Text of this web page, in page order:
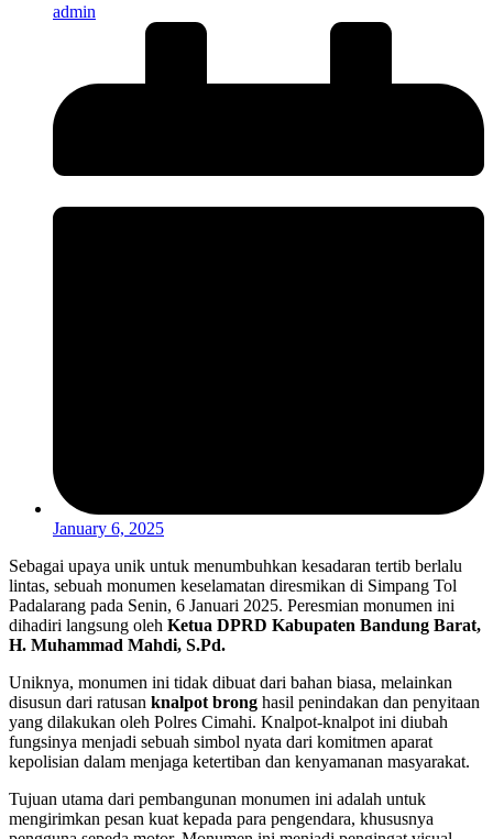
admin
January 6, 2025
Sebagai upaya unik untuk menumbuhkan kesadaran tertib berlalu
lintas, sebuah monumen keselamatan diresmikan di Simpang Tol
Padalarang pada Senin, 6 Januari 2025. Peresmian monumen ini
dihadiri langsung oleh Ketua DPRD Kabupaten Bandung Barat,
H. Muhammad Mahdi, S.Pd.
Uniknya, monumen ini tidak dibuat dari bahan biasa, melainkan
disusun dari ratusan knalpot brong hasil penindakan dan penyitaan
yang dilakukan oleh Polres Cimahi. Knalpot-knalpot ini diubah
fungsinya menjadi sebuah simbol nyata dari komitmen aparat
kepolisian dalam menjaga ketertiban dan kenyamanan masyarakat.
Tujuan utama dari pembangunan monumen ini adalah untuk
mengirimkan pesan kuat kepada para pengendara, khususnya